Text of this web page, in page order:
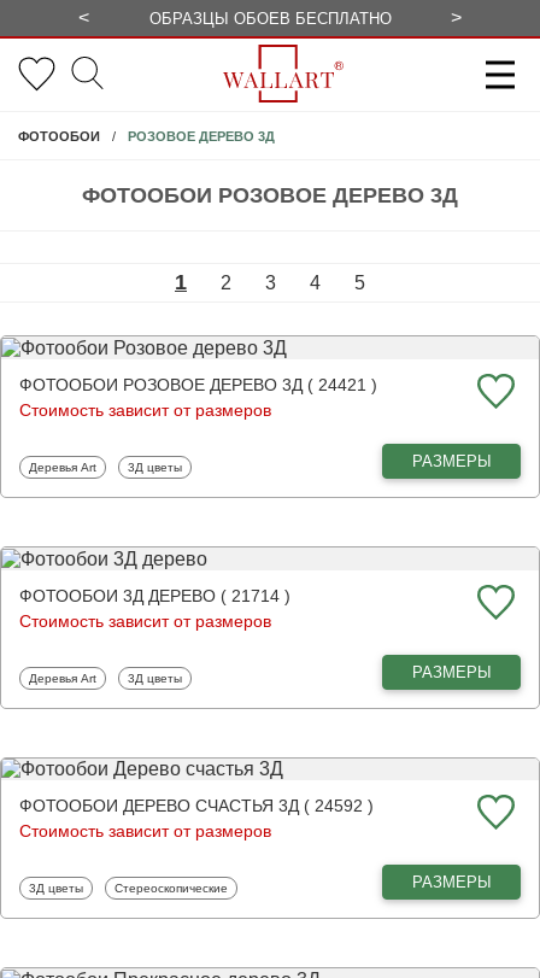
< ОБРАЗЦЫ ОБОЕВ БЕСПЛАТНО >
ФОТООБОИ РОЗОВОЕ ДЕРЕВО 3Д
ФОТООБОИ РОЗОВОЕ ДЕРЕВО 3Д
1 2 3 4 5
ФОТООБОИ РОЗОВОЕ ДЕРЕВО 3Д ( 24421 )
Стоимость зависит от размеров
Фотообои
Деревья Art Фотообои
3Д цветы РАЗМЕРЫ
ФОТООБОИ 3Д ДЕРЕВО ( 21714 )
Стоимость зависит от размеров
Фотообои
Деревья Art Фотообои
3Д цветы РАЗМЕРЫ
ФОТООБОИ ДЕРЕВО СЧАСТЬЯ 3Д ( 24592 )
Стоимость зависит от размеров
Фотообои
3Д цветы Фотообои
Стереоскопические РАЗМЕРЫ